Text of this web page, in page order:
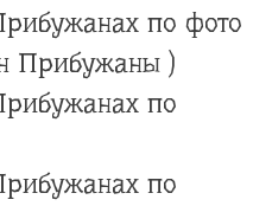
по фото
Прибужаны )
по
по